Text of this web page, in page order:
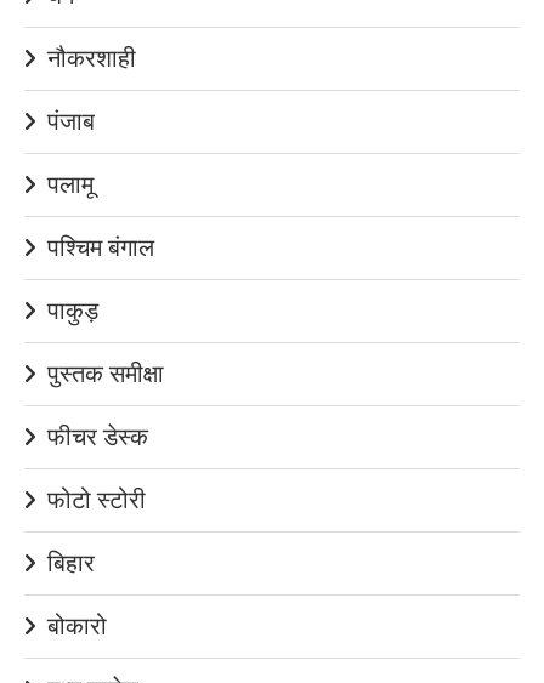
नौकरशाही
पंजाब
पलामू
पश्चिम बंगाल
पाकुड़
पुस्तक समीक्षा
फीचर डेस्क
फोटो स्टोरी
बिहार
बोकारो